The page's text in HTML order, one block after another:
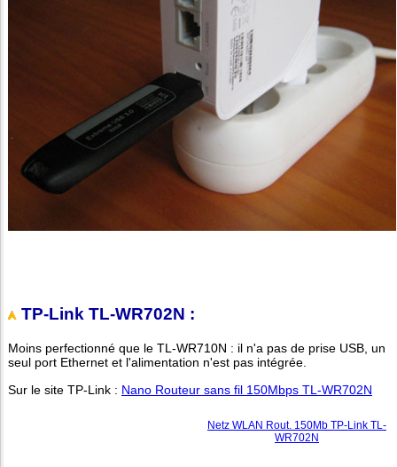
TP-Link TL-WR702N :
Moins perfectionné que le TL-WR710N : il n'a pas de prise USB, un
seul port Ethernet et l'alimentation n'est pas intégrée.
Sur le site TP-Link : Nano Routeur sans fil 150Mbps TL-WR702N
Netz WLAN Rout. 150Mb TP-Link TL-
WR702N